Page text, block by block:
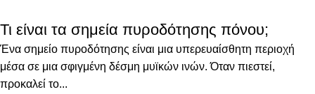
Τι είναι τα σημεία πυροδότησης πόνου;
Ένα σημείο πυροδότησης είναι μια υπερευαίσθητη περιοχή
μέσα σε μια σφιγμένη δέσμη μυϊκών ινών. Όταν πιεστεί,
προκαλεί το...